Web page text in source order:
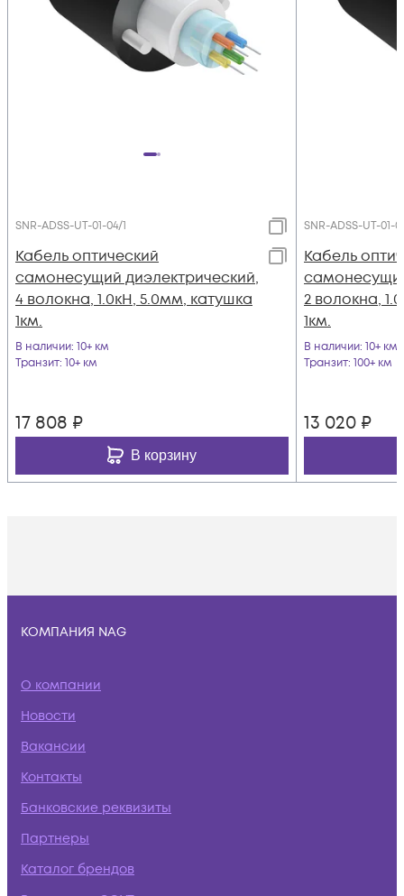
SNR-ADSS-UT-01-04/1
Кабель оптический
самонесущий диэлектрический,
4 волокна, 1.0кН, 5.0мм, катушка
1км.
В наличии: 10+ км
Транзит: 10+ км
17 808 ₽
В корзину
SNR-ADSS-UT-01-
Кабель
2 волокна,
1км.
В наличии: 10+ км
Транзит: 100+ км
13 020 ₽
КОМПАНИЯ NAG
О компании
Новости
Вакансии
Контакты
Банковские реквизиты
Партнеры
Каталог брендов